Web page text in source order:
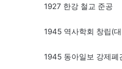
1927 한강 철교 준공
1945 역사학회 창립(
1945 동아일보 강제폐